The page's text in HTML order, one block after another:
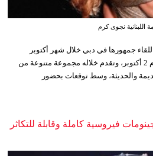
اللبنانية نجوى كرم
للقاء جمهورها في دبي خلال شهر أكتوبر
المقبل، حيث تحيي حفلًا غنائيًا يوم 2 أكتوبر، وتقدم خلاله مجموعة متنوعة من
والحديثة، وسط توقعات بحضور
فيروسية كاملة وقابلة للتكاثر